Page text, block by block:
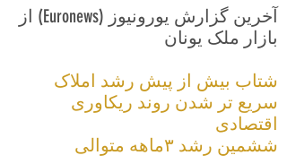
آخرین گزارش یورونیوز (Euronews) از
بازار ملک یونان
​شتاب بیش از پیش رشد املاک
سریع تر شدن روند ریکاوری
اقتصادی
ششمین رشد ۳ماهه متوالی